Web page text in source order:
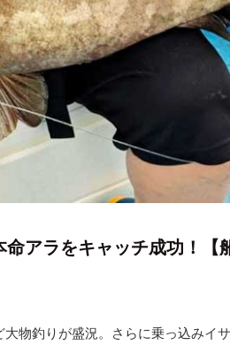
アラをキャッチ成功！【
物釣りが盛況。さらに乗っ込みイ